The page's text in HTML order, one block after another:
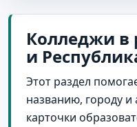
Колледжи в
и
Этот раздел
названию, городу и
карточки